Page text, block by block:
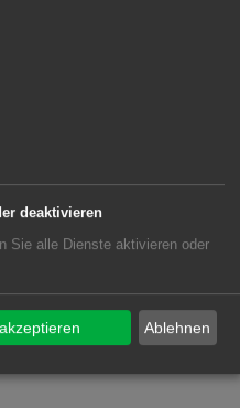
Uhr statt.
bis 12.30 Uhr
Auf
die
und -beschicker
Warenwünsche.
deaktivieren
Sie alle Dienste aktivieren oder
Ablehnen